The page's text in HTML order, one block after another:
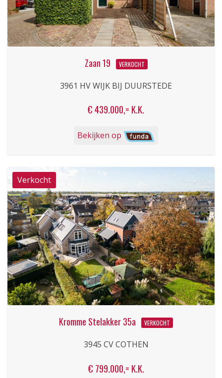
Zaan 19 VERKOCHT
3961 HV WIJK BIJ DUURSTEDE
€ 439.000,= K.K.
Bekijken op
Kromme Stelakker 35a VERKOCHT
3945 CV COTHEN
€ 799.000,= K.K.